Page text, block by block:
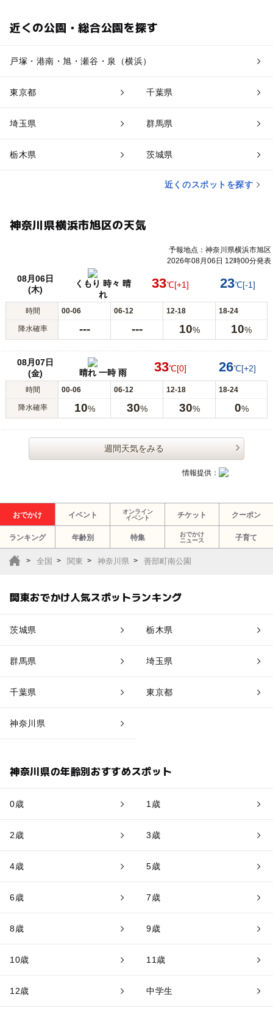
近くの公園・総合公園を探す
戸塚・港南・旭・瀬谷・泉（横浜）
東京都 千葉県
埼玉県 群馬県
栃木県 茨城県
近くのスポットを探す
神奈川県横浜市旭区の天気
予報地点：神奈川県横浜市旭区
2026年08月06日 12時00分発表
08月06日
(木)
くもり 時々 晴
れ
33℃[+1] 23℃[-1]
時間 00-06 06-12 12-18 18-24
降水確率 --- --- 10% 10%
08月07日
(金)
晴れ 一時 雨 33℃[0] 26℃[+2]
時間 00-06 06-12 12-18 18-24
降水確率 10% 30% 30% 0%
週間天気をみる
情報提供：
おでかけ イベント
オンライン
イベント
チケット クーポン
ランキング 年齢別 特集
おでかけ
ニュース
子育て
全国 関東 神奈川県 善部町南公園
関東おでかけ人気スポットランキング
茨城県 栃木県
群馬県 埼玉県
千葉県 東京都
神奈川県
神奈川県の年齢別おすすめスポット
0歳 1歳
2歳 3歳
4歳 5歳
6歳 7歳
8歳 9歳
10歳 11歳
12歳 中学生